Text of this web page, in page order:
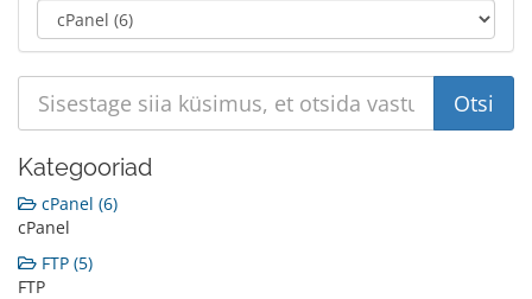
Kategooriad
cPanel (6)
cPanel
FTP (5)
FTP